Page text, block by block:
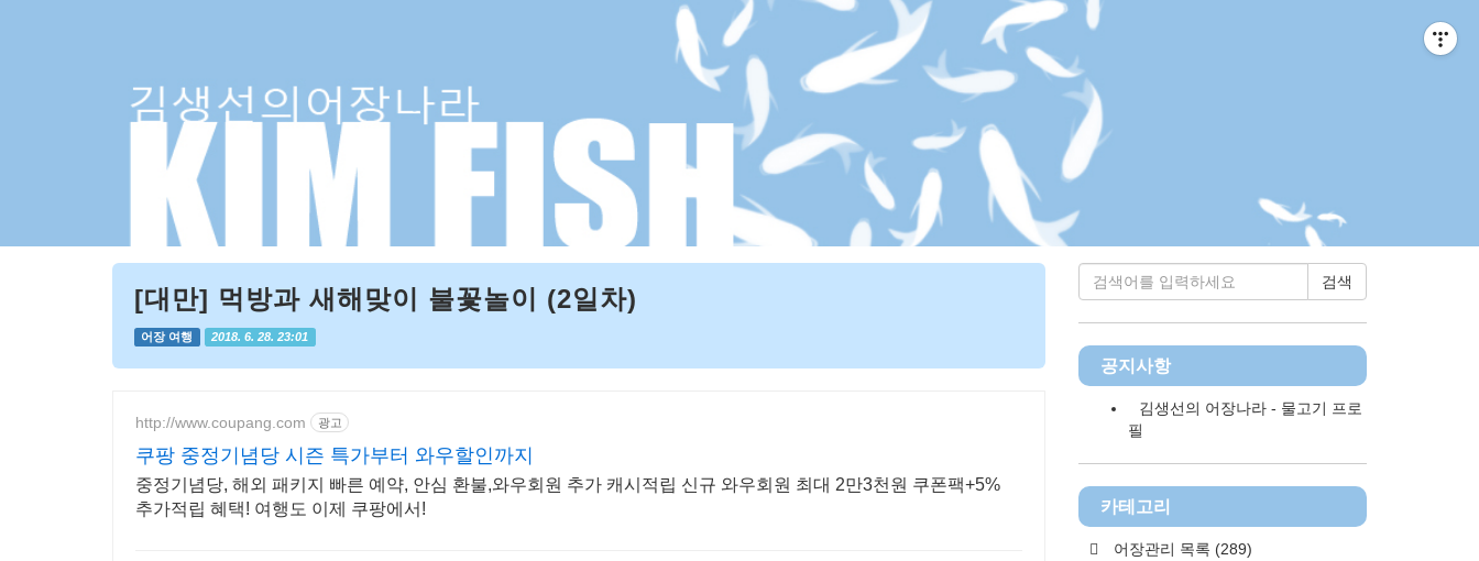
[대만] 먹방과 새해맞이 불꽃놀이 (2일차)
어장 여행 2018. 6. 28. 23:01
http://www.coupang.com 광고
쿠팡 중정기념당 시즌 특가부터 와우할인까지
중정기념당, 해외 패키지 빠른 예약, 안심 환불,와우회원 추가 캐시적립 신규 와우회원 최대 2만3천원 쿠폰팩+5%
추가적립 혜택! 여행도 이제 쿠팡에서!
검색
공지사항
김생선의 어장나라 - 물고기 프로
필
카테고리
어장관리 목록 (289)
티스토리툴바